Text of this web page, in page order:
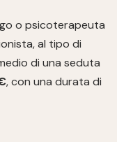
o psicoterapeuta
al tipo di
di una seduta
, con una durata di